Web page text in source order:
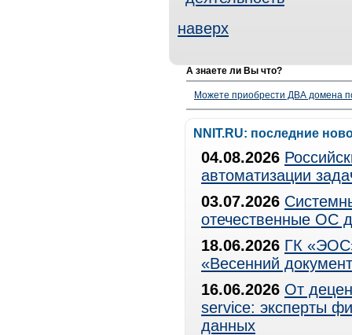
наверх
А знаете ли Вы что?
Можете приобрести ДВА домена
NNIT.RU: последние
04.08.2026
автоматизации
03.07.2026
отечественные ОС
18.06.2026 ГК
«Весенний
16.06.2026 От
service: эксперты
данных